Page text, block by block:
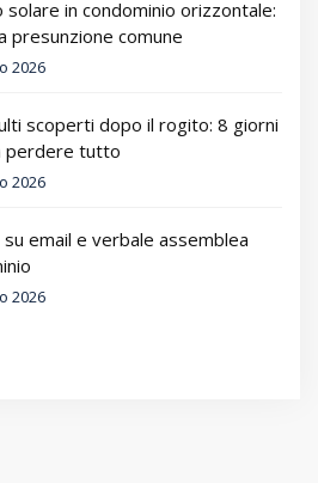
solare in condominio orizzontale:
presunzione comune
2026
scoperti dopo il rogito: 8 giorni
perdere tutto
2026
email e verbale assemblea
2026